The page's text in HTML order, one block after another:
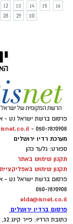
12 13 14 15
16
28 29 30
פרסום ברשת ישראל נט -
050-7870908 -
מערכת רדיו ירושלים
ספורט: גלעד כהן
תקנון שימוש באתר
תקנון שימוש
פרסום ברשת ישראל נט -
050-7870908
elda@isnet.co.il
פרסום ברדיו ירושלים
כתובת הרדיו: פייר קינג 32, תלפיות